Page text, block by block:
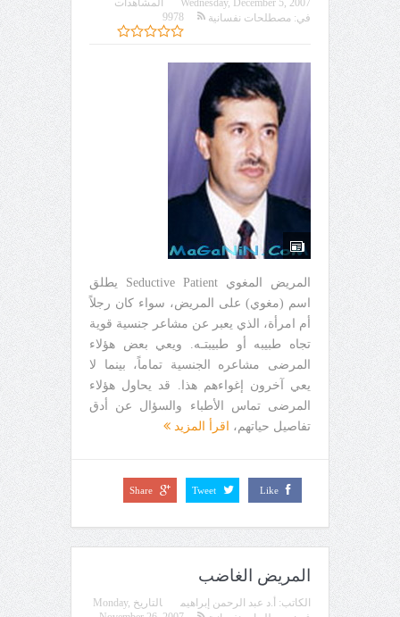
في: مصطلحات نفسانية
9978
المريض المغوي Seductive Patient يطلق
اسم (مغوي) على المريض، سواء كان رجلاً
أم امرأة، الذي يعبر عن مشاعر جنسية قوية
تجاه طبيبه أو طبيبتـه. ويعي بعض هؤلاء
المرضى مشاعره الجنسية تماماً، بينما لا
يعي آخرون إغواءهم هذا. قد يحاول هؤلاء
المرضى تماس الأطباء والسؤال عن أدق
تفاصيل حياتهم، اقرأ المزيد
Like
Tweet
Share
المريض الغاضب
الكاتب: أ.د عبد الرحمن إبراهيم التاريخ Monday,